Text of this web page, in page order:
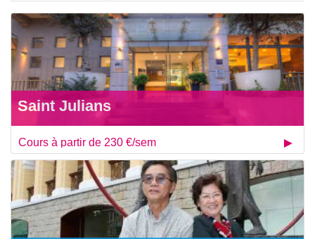
Saint Julians
Cours à partir de 230 €/sem